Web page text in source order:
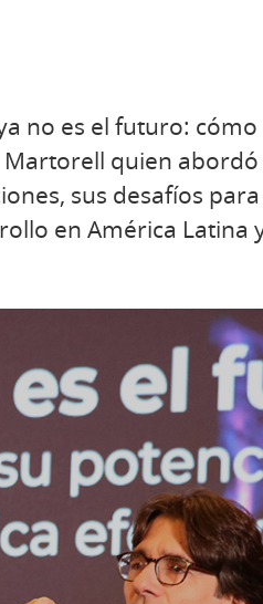
no es el futuro:
quien
sus desafíos
en América Latina